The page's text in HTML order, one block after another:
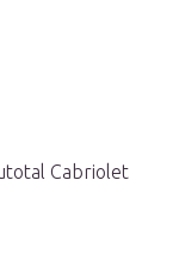
Cabriolet